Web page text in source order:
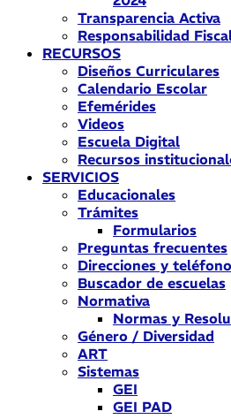
Transparencia Activa
Responsabilidad
RECURSOS
Diseños Curriculares
Calendario Escolar
Efemérides
Videos
Escuela Digital
Recursos
SERVICIOS
Educacionales
Trámites
Formularios
Preguntas frecuentes
Direcciones y
Buscador de escuelas
Normativa
Normas y
Género / Diversidad
ART
Sistemas
GEI
GEI PAD